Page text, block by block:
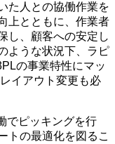
た人との協働作業を
上とともに、作業者
し、顧客への安定し
ような状況下、ラピ
の事業特性にマッ
イアウト変更も必
でピッキングを行
トの最適化を図るこ